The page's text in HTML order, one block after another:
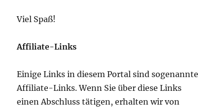
Viel Spaß!
Affiliate-Links
Einige Links in diesem Portal sind sogenannte
Affiliate-Links. Wenn Sie über diese Links
einen Abschluss tätigen, erhalten wir von